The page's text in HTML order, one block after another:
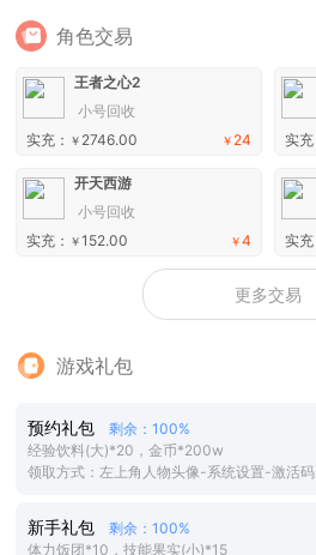
角色交易
王者之心2
小号回收
￥ 24
实充： ￥ 2746.00 实充
开天西游
小号回收
￥4
实充： ￥152.00 实充
更多交易
游戏礼包
预约礼包
剩余：100%
经验饮料(大)*20，金币*200w
领取方式：左上角人物头像-系统设置-激活
新手礼包
剩余：100%
体力饭团*10，技能果实(小)*15